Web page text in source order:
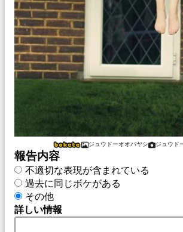
ジュウドーオオバヤシ ジュウド
報告内容
不適切な表現が含まれている
過去に同じボケがある
その他
詳しい情報